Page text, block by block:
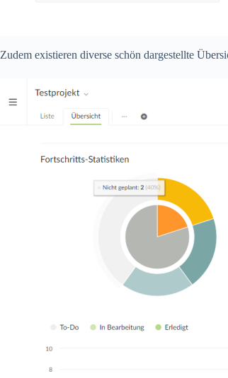
Zudem existieren diverse schön dargestellte